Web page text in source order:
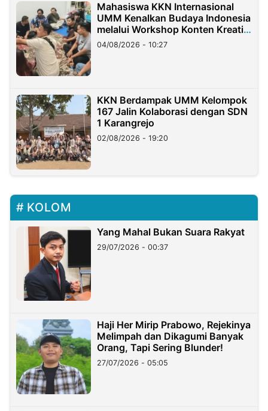
Mahasiswa KKN Internasional
UMM Kenalkan Budaya Indonesia
melalui Workshop Konten Kreatif
di Taiwan
04/08/2026 - 10:27
KKN Berdampak UMM Kelompok
167 Jalin Kolaborasi dengan SDN
1 Karangrejo
02/08/2026 - 19:20
KOLOM
Yang Mahal Bukan Suara Rakyat
29/07/2026 - 00:37
Haji Her Mirip Prabowo, Rejekinya
Melimpah dan Dikagumi Banyak
Orang, Tapi Sering Blunder!
27/07/2026 - 05:05